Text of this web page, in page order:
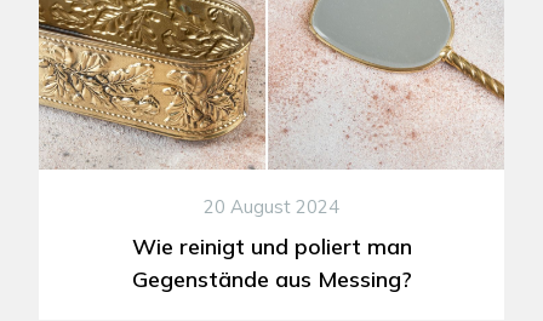
20 August 2024
Wie reinigt und poliert man
Gegenstände aus Messing?